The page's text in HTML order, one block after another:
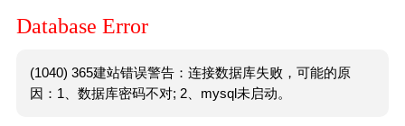
Database Error
(1040) 365建站错误警告：连接数据库失败，可能的原
因：1、数据库密码不对; 2、mysql未启动。